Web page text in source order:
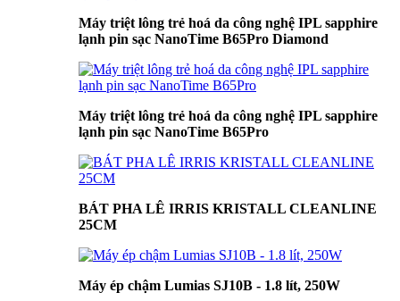
Máy triệt lông trẻ hoá da công nghệ IPL sapphire
lạnh pin sạc NanoTime B65Pro Diamond
Máy triệt lông trẻ hoá da công nghệ IPL sapphire
lạnh pin sạc NanoTime B65Pro
BÁT PHA LÊ IRRIS KRISTALL CLEANLINE
25CM
Máy ép chậm Lumias SJ10B - 1.8 lít, 250W